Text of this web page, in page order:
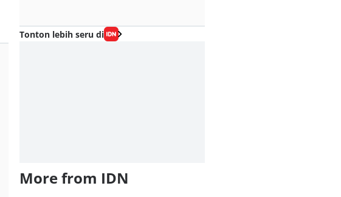
Tonton lebih seru di
More from IDN